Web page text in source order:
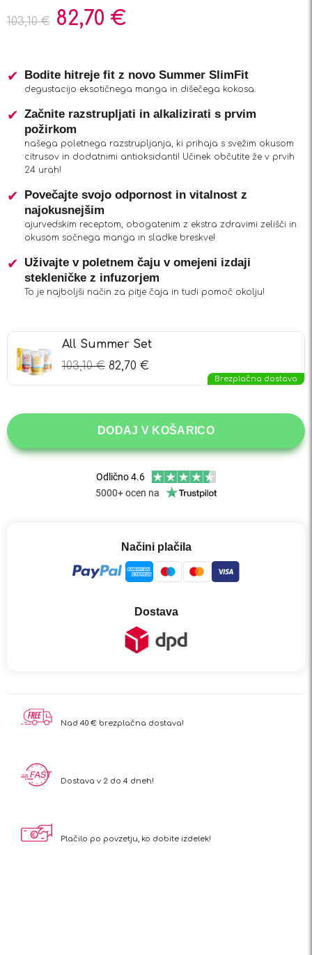
103,10€ 82,70 €
Bodite hitreje fit z novo Summer SlimFit
degustacijo eksotičnega manga in dišečega kokosa.
Začnite razstrupljati in alkalizirati s prvim
požirkom
našega poletnega razstrupljanja, ki prihaja s svežim okusom
citrusov in dodatnimi antioksidanti! Učinek občutite že v prvih
24 urah!
Povečajte svojo odpornost in vitalnost z
najokusnejšim
ajurvedskim receptom, obogatenim z ekstra zdravimi zelišči in
okusom sočnega manga in sladke breskve!
Uživajte v poletnem čaju v omejeni izdaji
stekleničke z infuzorjem
To je najboljši način za pitje čaja in tudi pomoč okolju!
All Summer Set
103,10€ 82,70 €
Brezplačna dostava
DODAJ V KOŠARICO
Načini plačila
Dostava
Nad 40 € brezplačna dostava!
Dostava v 2 do 4 dneh!
Plačilo po povzetju, ko dobite izdelek!